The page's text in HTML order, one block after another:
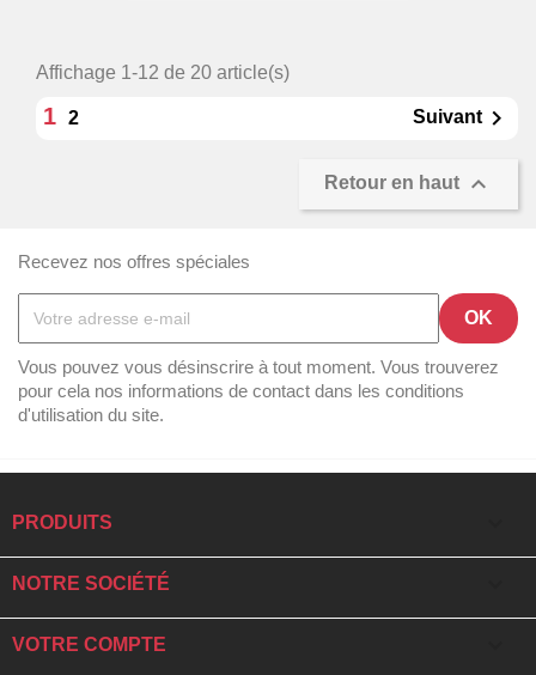
Affichage 1-12 de 20 article(s)
1 2 Suivant
Retour en haut 
Recevez nos offres spéciales
Vous pouvez vous désinscrire à tout moment. Vous trouverez
pour cela nos informations de contact dans les conditions
d'utilisation du site.
PRODUITS
NOTRE SOCIÉTÉ
VOTRE COMPTE